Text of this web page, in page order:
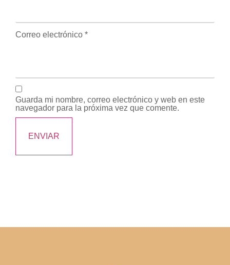
Correo electrónico *
Guarda mi nombre, correo electrónico y web en este
navegador para la próxima vez que comente.